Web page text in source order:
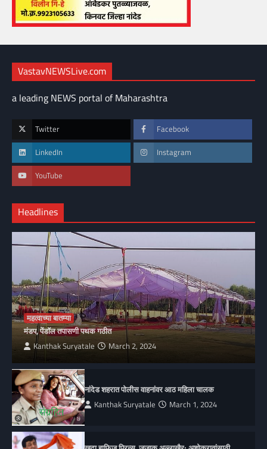
VastavNEWSLive.com
a leading NEWS portal of Maharashtra
Twitter Facebook
LinkedIn Instagram
YouTube
Headlines
महत्वाच्या बातम्या
मंडप, पेंडॉल तपासणी पथक गठीत
Kanthak Suryatale March 2, 2024
नांदेड शहरात पोलीस वाहनांवर आठ महिला चालक
Kanthak Suryatale March 1, 2024